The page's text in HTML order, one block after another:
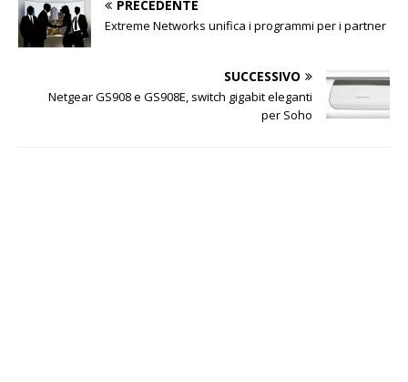
PRECEDENTE
Extreme Networks unifica i programmi per i partner
SUCCESSIVO
Netgear GS908 e GS908E, switch gigabit eleganti
per Soho